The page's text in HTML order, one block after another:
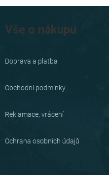
á
a
Vše o nákupu
Doprava a platba
Obchodní podmínky
Reklamace, vrácení
Ochrana osobních údajů